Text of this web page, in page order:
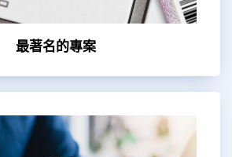
最著名的專案